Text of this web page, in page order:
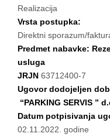
Realizacija
Vrsta postupka:
Direktni sporazum/
Predmet nabavke:
usluga
JRJN 63712400-7
Ugovor dodojeljen
“PARKING SERVIS ”
Datum potpisivanja
02.11.2022. godine